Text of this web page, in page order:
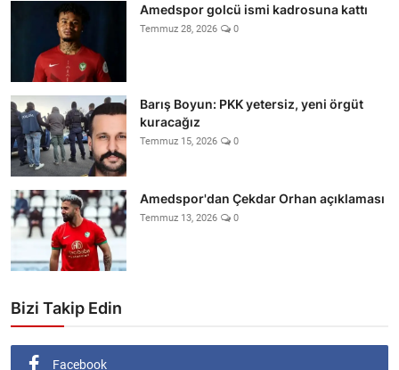
Amedspor golcü ismi kadrosuna kattı
Temmuz 28, 2026 0
Barış Boyun: PKK yetersiz, yeni örgüt
kuracağız
Temmuz 15, 2026 0
Amedspor'dan Çekdar Orhan açıklaması
Temmuz 13, 2026 0
Bizi Takip Edin
Facebook